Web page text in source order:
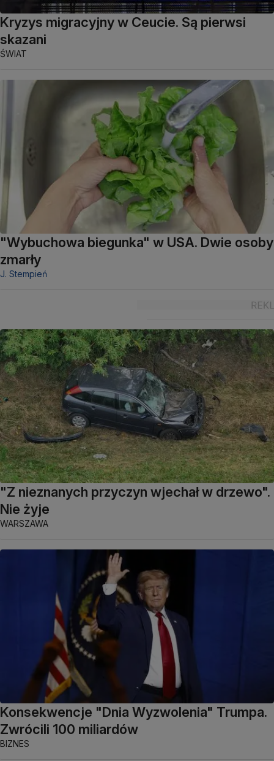
Kryzys migracyjny w Ceucie. Są pierwsi
skazani
ŚWIAT
"Wybuchowa biegunka" w USA. Dwie osoby
zmarły
J. Stempień
"Z nieznanych przyczyn wjechał w drzewo".
Nie żyje
WARSZAWA
Konsekwencje "Dnia Wyzwolenia" Trumpa.
Zwrócili 100 miliardów
BIZNES